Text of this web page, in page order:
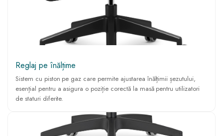
Reglaj pe înălțime
Sistem cu piston pe gaz care permite ajustarea înălțimii șezutului,
esențial pentru a asigura o poziție corectă la masă pentru utilizatori
de staturi diferite.